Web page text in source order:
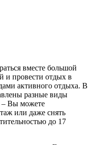
вместе большой
и провести отдых в
активного отдыха. В
разные виды
– Вы можете
или даже снять
до 17